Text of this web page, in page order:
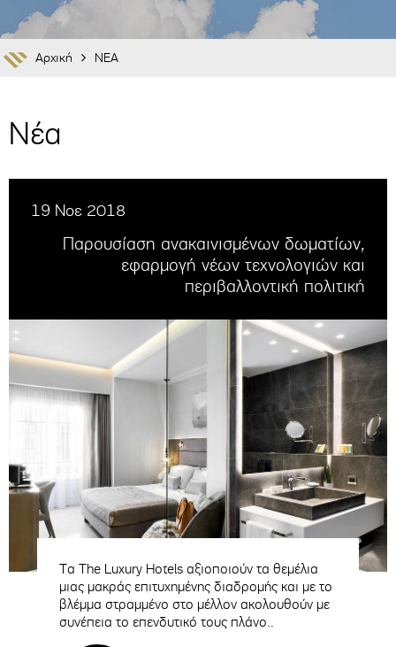
Αρχική ΝΕΑ
Νέα
19 Νοε 2018
Παρουσίαση ανακαινισμένων δωματίων,
εφαρμογή νέων τεχνολογιών και
περιβαλλοντική πολιτική
Τα The Luxury Hotels αξιοποιούν τα θεμέλια
μιας μακράς επιτυχημένης διαδρομής και με το
βλέμμα στραμμένο στο μέλλον ακολουθούν με
συνέπεια το επενδυτικό τους πλάνο..